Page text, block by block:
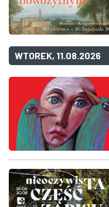
WTOREK, 11.08.2026